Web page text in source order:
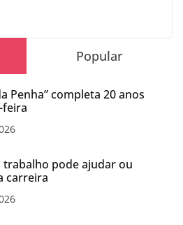
Popular
Penha” completa 20 anos
feira
trabalho pode ajudar ou
carreira